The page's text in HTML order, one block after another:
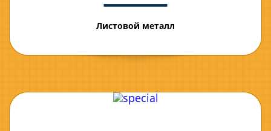
Листовой металл